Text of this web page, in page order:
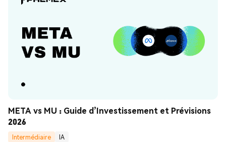
META vs MU : Guide d’Investissement et Prévisions
2026
Intermédiaire
IA